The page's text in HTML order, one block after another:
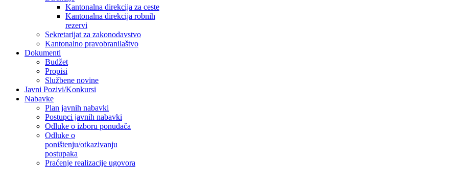
Kantonalna direkcija za ceste
Kantonalna direkcija robnih
rezervi
Sekretarijat za zakonodavstvo
Kantonalno pravobranilaštvo
Dokumenti
Budžet
Propisi
Službene novine
Javni Pozivi/Konkursi
Nabavke
Plan javnih nabavki
Postupci javnih nabavki
Odluke o izboru ponuđača
Odluke o
poništenju/otkazivanju
postupaka
Praćenje realizacije ugovora